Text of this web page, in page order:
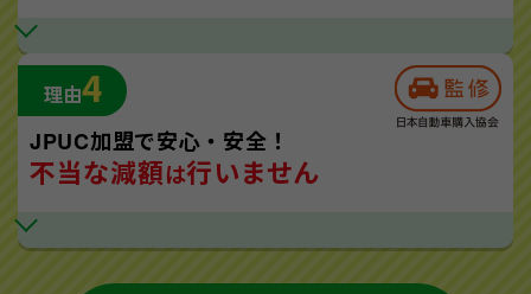
理由4
JPUC加盟で安心・安全！
不当な減額は行いません